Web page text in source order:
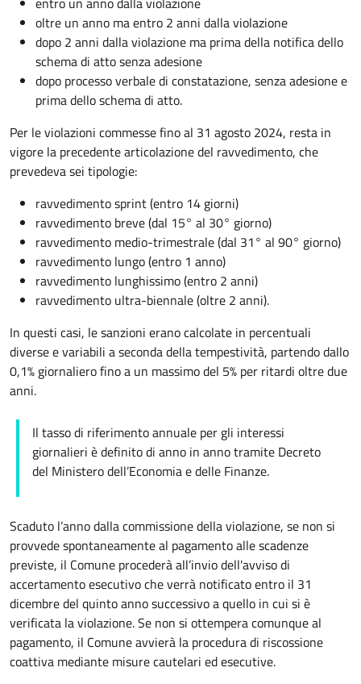
oltre un anno ma entro 2 anni dalla violazione
dopo 2 anni dalla violazione ma prima della notifica dello
schema di atto senza adesione
dopo processo verbale di constatazione, senza adesione e
prima dello schema di atto.
Per le violazioni commesse fino al 31 agosto 2024, resta in
vigore la precedente articolazione del ravvedimento, che
prevedeva sei tipologie:
ravvedimento sprint (entro 14 giorni)
ravvedimento breve (dal 15° al 30° giorno)
ravvedimento medio-trimestrale (dal 31° al 90° giorno)
ravvedimento lungo (entro 1 anno)
ravvedimento lunghissimo (entro 2 anni)
ravvedimento ultra-biennale (oltre 2 anni).
In questi casi, le sanzioni erano calcolate in percentuali
diverse e variabili a seconda della tempestività, partendo dallo
0,1% giornaliero fino a un massimo del 5% per ritardi oltre due
anni.
Il tasso di riferimento annuale per gli interessi
giornalieri è definito di anno in anno tramite Decreto
del Ministero dell’Economia e delle Finanze.
Scaduto l’anno dalla commissione della violazione, se non si
provvede spontaneamente al pagamento alle scadenze
previste, il Comune procederà all’invio dell'avviso di
accertamento esecutivo che verrà notificato entro il 31
dicembre del quinto anno successivo a quello in cui si è
verificata la violazione. Se non si ottempera comunque al
pagamento, il Comune avvierà la procedura di riscossione
coattiva mediante misure cautelari ed esecutive.